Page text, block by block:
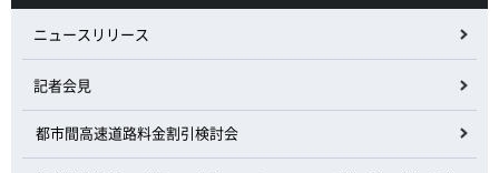
ニュースリリース
記者会見
都市間高速道路料金割引検討会